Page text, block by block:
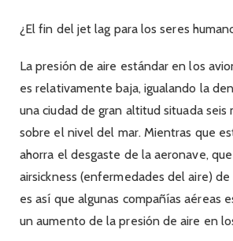
¿El fin del jet lag para los seres
La presión de aire estándar en los
es relativamente baja, igualando la
una ciudad de gran altitud situada seis
sobre el nivel del mar. Mientras que
ahorra el desgaste de la aeronave,
airsickness (enfermedades del aire)
es así que algunas compañías aéreas
un aumento de la presión de aire en